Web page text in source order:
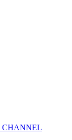
CHANNEL